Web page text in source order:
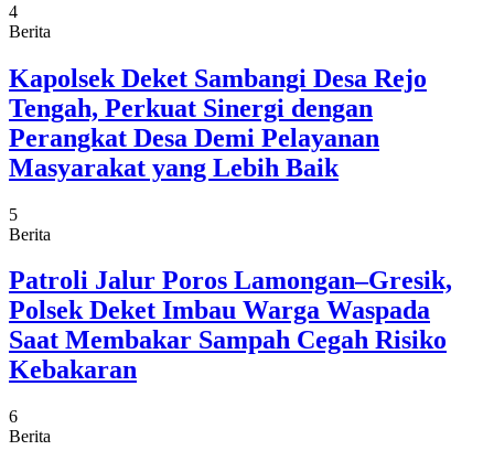
4
Berita
Kapolsek Deket Sambangi Desa Rejo
Tengah, Perkuat Sinergi dengan
Perangkat Desa Demi Pelayanan
Masyarakat yang Lebih Baik
5
Berita
Patroli Jalur Poros Lamongan–Gresik,
Polsek Deket Imbau Warga Waspada
Saat Membakar Sampah Cegah Risiko
Kebakaran
6
Berita